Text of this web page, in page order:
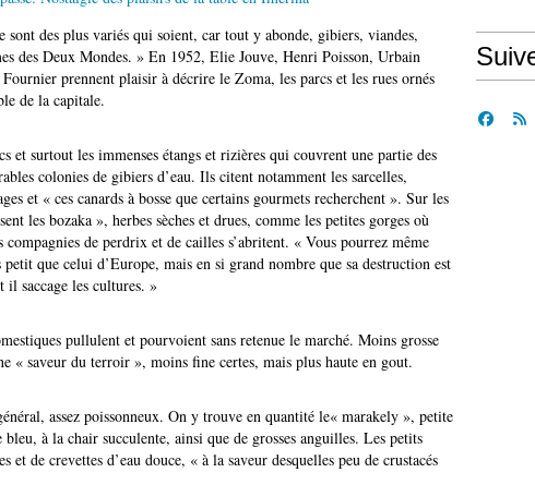
sont des plus variés qui soient, car tout y abonde, gibiers, viandes,
des Deux Mondes. » En 1952, Elie Jouve, Henri Poisson, Urbain
prennent plaisir à décrire le Zoma, les parcs et les rues ornés
de la capitale.
et surtout les immenses étangs et rizières qui couvrent une partie des
colonies de gibiers d’eau. Ils citent notamment les sarcelles,
et « ces canards à bosse que certains gourmets recherchent ». Sur les
les bozaka », herbes sèches et drues, comme les petites gorges où
compagnies de perdrix et de cailles s’abritent. « Vous pourrez même
que celui d’Europe, mais en si grand nombre que sa destruction est
il saccage les cultures. »
pullulent et pourvoient sans retenue le marché. Moins grosse
« saveur du terroir », moins fine certes, mais plus haute en gout.
assez poissonneux. On y trouve en quantité le« marakely », petite
à la chair succulente, ainsi que de grosses anguilles. Les petits
et de crevettes d’eau douce, « à la saveur desquelles peu de crustacés